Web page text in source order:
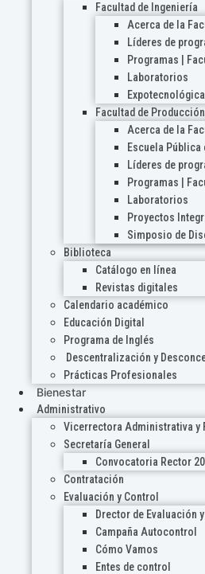
Facultad de Ingeniería
Acerca de la
Líderes de
Programas |
Laboratorios
Expotecnológica
Facultad de
Acerca de la
Escuela Pública
Líderes de
Programas |
Laboratorios
Proyectos
Simposio de
Biblioteca
Catálogo en línea
Revistas digitales
Calendario académico
Educación Digital
Programa de Inglés
Descentralización y
Prácticas Profesionales
Bienestar
Administrativo
Vicerrectora Administrativa y
Secretaría General
Convocatoria Rector
Contratación
Evaluación y Control
Drector de Evaluación
Campaña Autocontrol
Cómo Vamos
Entes de control